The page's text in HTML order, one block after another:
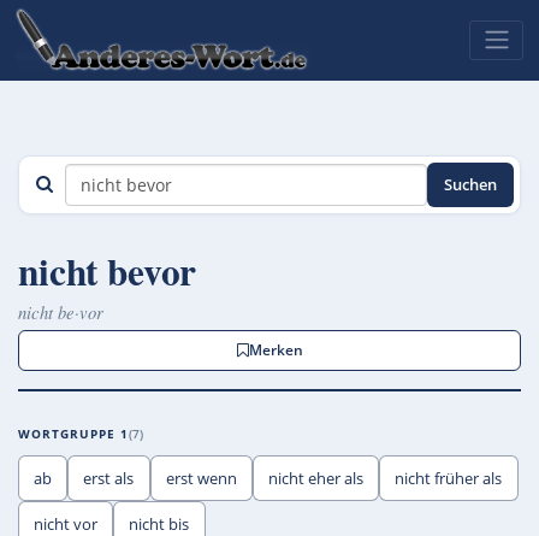
Suchen
nicht bevor
nicht be·vor
Merken
WORTGRUPPE 1 7
ab erst als erst wenn nicht eher als nicht früher als
nicht vor nicht bis